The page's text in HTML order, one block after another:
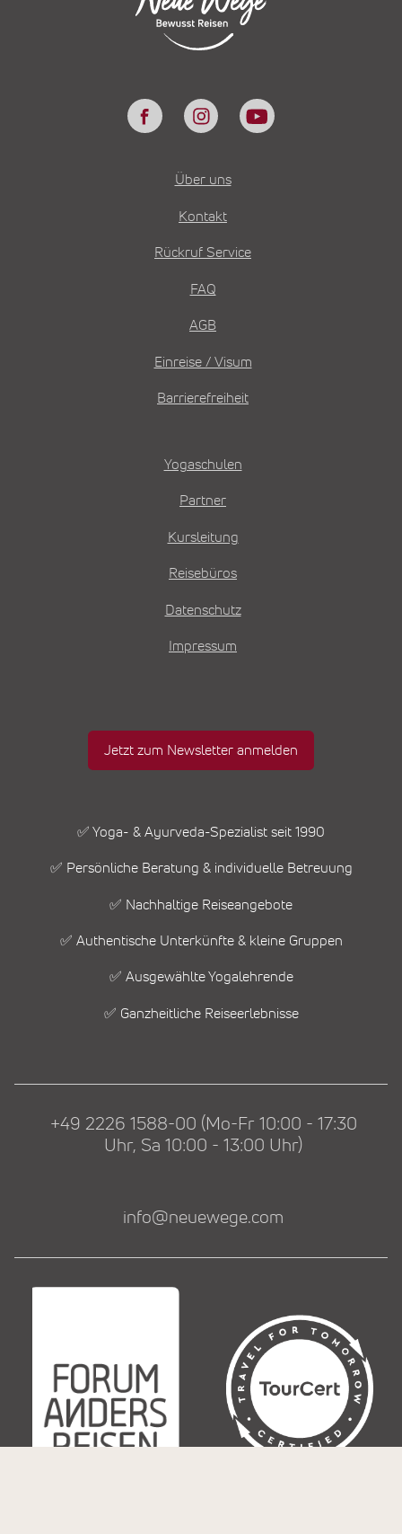
Über uns
Kontakt
Rückruf Service
FAQ
AGB
Einreise / Visum
Barrierefreiheit
Yogaschulen
Partner
Kursleitung
Reisebüros
Datenschutz
Impressum
Jetzt zum Newsletter anmelden
✅ Yoga- & Ayurveda-Spezialist seit 1990
✅ Persönliche Beratung & individuelle Betreuung
✅ Nachhaltige Reiseangebote
✅ Authentische Unterkünfte & kleine Gruppen
✅ Ausgewählte Yogalehrende
✅ Ganzheitliche Reiseerlebnisse
+49 2226 1588-00 (Mo-Fr 10:00 - 17:30
Uhr, Sa 10:00 - 13:00 Uhr)
info@neuewege.com